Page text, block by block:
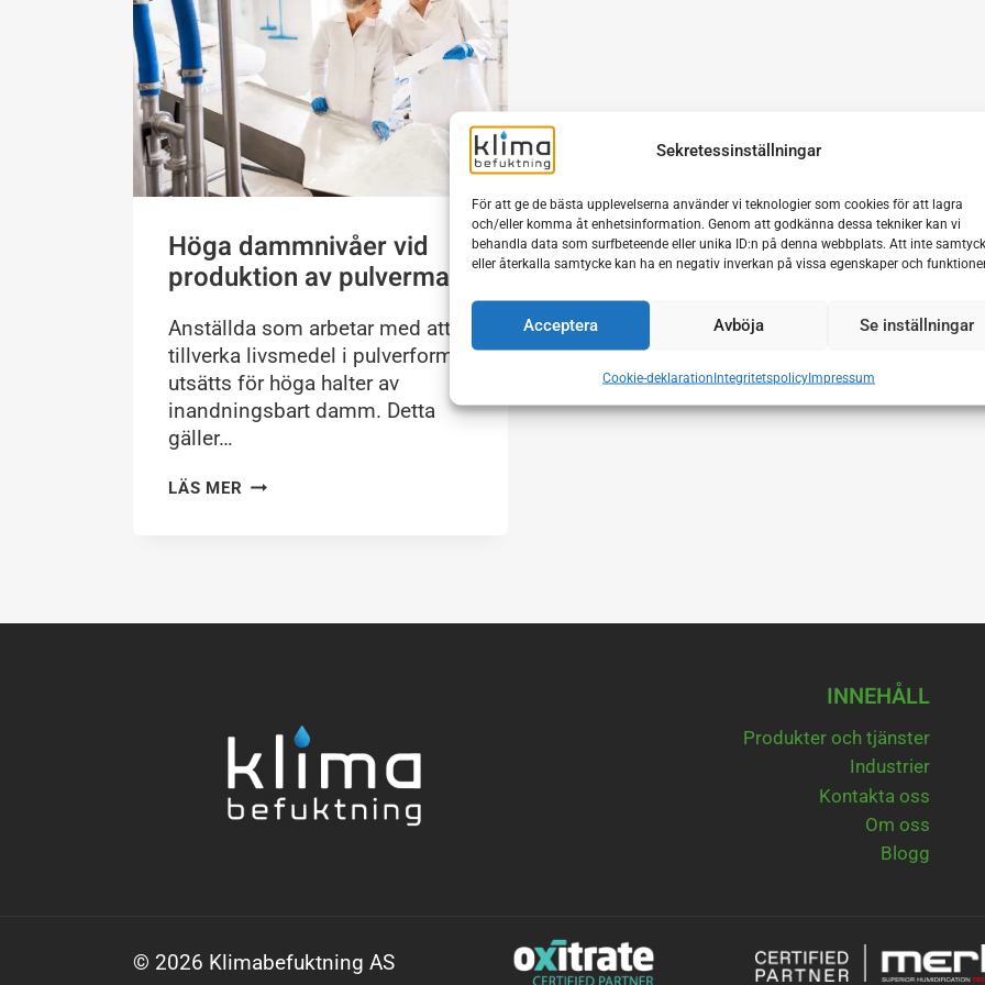
Sekretessinställningar
För att ge de bästa upplevelserna använder vi teknologier som cookies för att lagra
och/eller komma åt enhetsinformation. Genom att godkänna dessa tekniker kan vi
behandla data som surfbeteende eller unika ID:n på denna webbplats. Att inte
eller återkalla samtycke kan ha en negativ inverkan på vissa egenskaper och
Acceptera Avböja Se inställningar
Cookie-deklarationIntegritetspolicyImpressum
Höga dammnivåer vid
produktion av pulvermat
Anställda som arbetar med att
tillverka livsmedel i pulverform
utsätts för höga halter av
inandningsbart damm. Detta
gäller…
LÄS MER HÖGA
INNEHÅLL
Produkter och tjänster
Industrier
Kontakta oss
Om oss
Blogg
© 2026 Klimabefuktning AS